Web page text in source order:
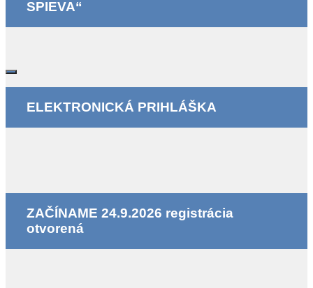
SPIEVA“
ELEKTRONICKÁ PRIHLÁŠKA
ZAČÍNAME 24.9.2026 registrácia
otvorená